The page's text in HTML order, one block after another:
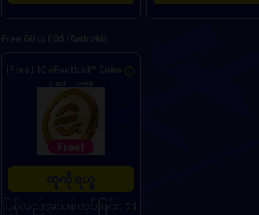
[Free] 10 eFootball™ Coins
Limit: 1 /week
ဆုကို ရယူ
ပြန်လည်အသစ်လုပ်ခြင်း: 7d